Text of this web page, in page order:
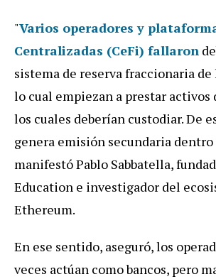
"Varios operadores y
Centralizadas (CeFi) fallaron
sistema de reserva fraccionaria de
lo cual empiezan a prestar activos
los cuales deberían custodiar. De
genera emisión secundaria dentro
manifestó Pablo Sabbatella,
Education e investigador del
Ethereum.
En ese sentido, aseguró, los
veces actúan como bancos, pero